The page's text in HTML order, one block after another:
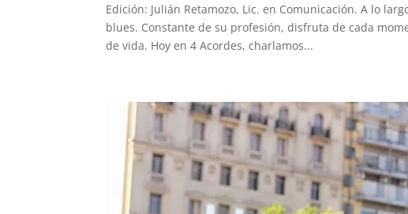
Edición: Julián Retamozo, Lic. en Comunicación. A lo
blues. Constante de su profesión, disfruta de cada
de vida. Hoy en 4 Acordes, charlamos...